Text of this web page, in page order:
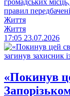
громадських
правил
Життя
Життя
17:05 23.07.2026
«Покинув